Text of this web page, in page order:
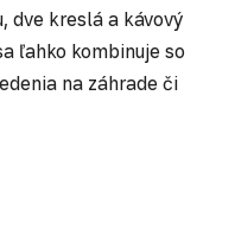
dve kreslá a kávový
ľahko kombinuje so
na záhrade či